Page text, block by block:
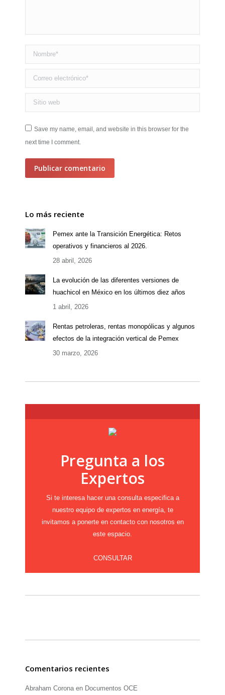
Nombre *
Correo electrónico *
Sitio web
Save my name, email, and website in this browser for the
next time I comment.
Publicar comentario
Lo más reciente
Pemex ante la Transición Energética: Retos
operativos y financieros al 2026.
28 abril, 2026
La evolución de las diferentes versiones de
huachicol en México en los últimos diez años
1 abril, 2026
Rentas petroleras, rentas monopólicas y algunos
efectos de la integración vertical de Pemex
30 marzo, 2026
Pregunta a los
Expertos
Si te interesa hacer una consulta especifica a
nuestro equipo de expertos en energía, te
invitamos a ponerte en contacto con nosotros en
este espacio.
CONSULTAR
Comentarios recientes
Abraham Coronaen Documentos OCE